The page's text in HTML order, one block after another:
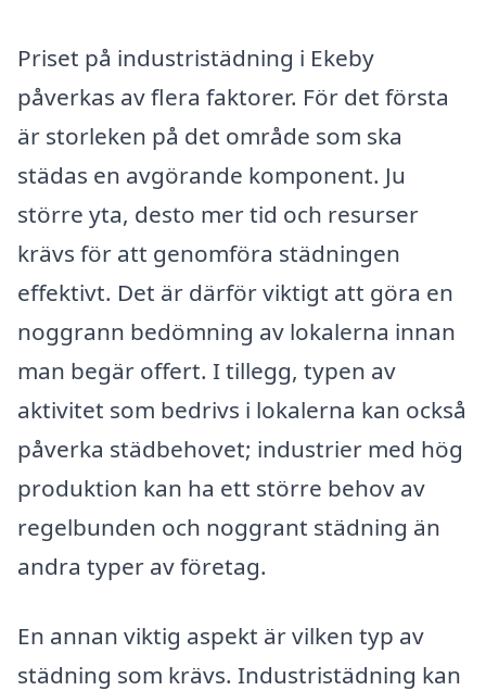
Priset på industristädning i Ekeby
påverkas av flera faktorer. För det första
är storleken på det område som ska
städas en avgörande komponent. Ju
större yta, desto mer tid och resurser
krävs för att genomföra städningen
effektivt. Det är därför viktigt att göra en
noggrann bedömning av lokalerna innan
man begär offert. I tillegg, typen av
aktivitet som bedrivs i lokalerna kan också
påverka städbehovet; industrier med hög
produktion kan ha ett större behov av
regelbunden och noggrant städning än
andra typer av företag.
En annan viktig aspekt är vilken typ av
städning som krävs. Industristädning kan